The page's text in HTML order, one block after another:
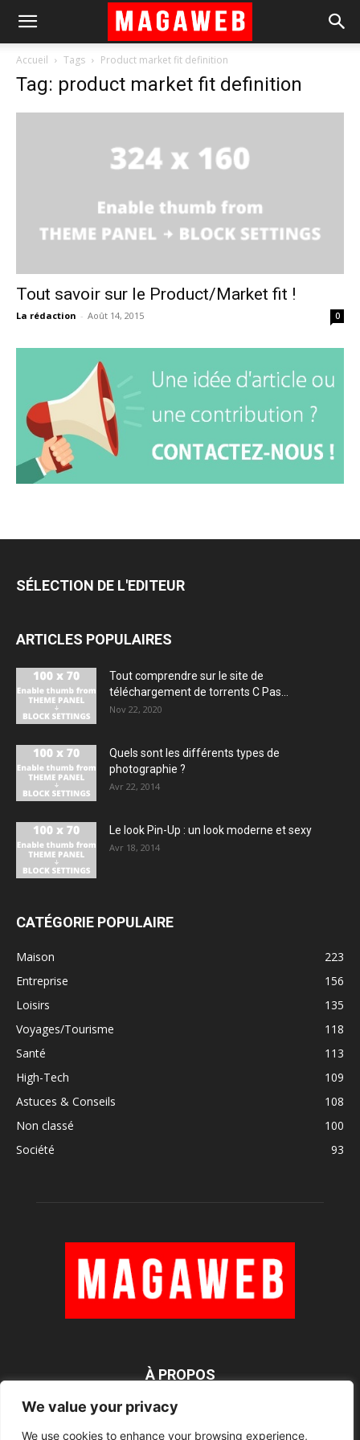
We value your privacy
We use cookies to enhance your browsing experience,
Accueil Tags Product market fit definition
Tag: product market fit definition
Tout savoir sur le Product/Market fit !
La rédaction - Août 14, 2015 0
SÉLECTION DE L'EDITEUR
ARTICLES POPULAIRES
Tout comprendre sur le site de
téléchargement de torrents C Pas...
Nov 22, 2020
Quels sont les différents types de
photographie ?
Avr 22, 2014
Le look Pin-Up : un look moderne et sexy
Avr 18, 2014
CATÉGORIE POPULAIRE
Maison
223
Entreprise
156
Loisirs
135
Voyages/Tourisme
118
Santé
113
High-Tech
109
Astuces & Conseils
108
Non classé
100
Société
93
À PROPOS